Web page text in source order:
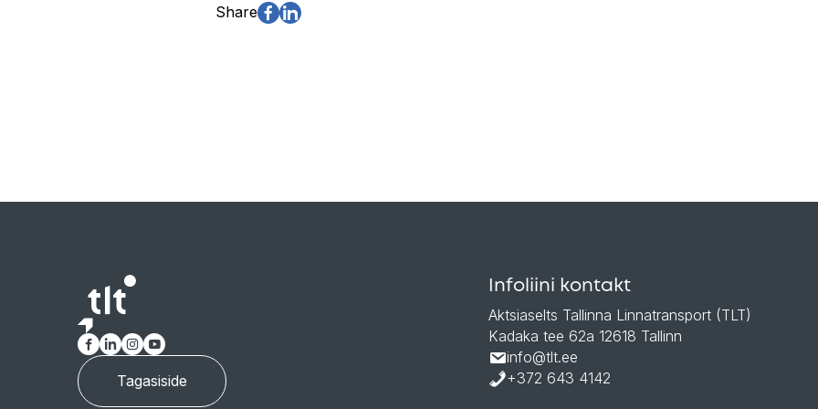
Share
Tagasiside
Infoliini kontakt
Aktsiaselts Tallinna Linnatransport (TLT)
Kadaka tee 62a 12618 Tallinn
info@tlt.ee
+372 643 4142